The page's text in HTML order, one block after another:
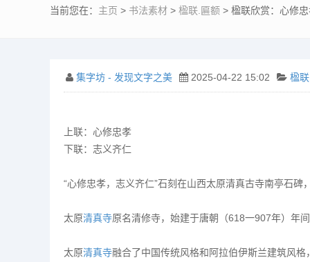
当前您在： 主页 > 书法素材 > 楹联.匾额 > 楹联欣赏：心修
集字坊 - 发现文字之美 2025-04-22 15:02 楹
上联：心修忠孝
下联：志义齐仁
“心修忠孝，志义齐仁”石刻在山西太原清真古寺南亭石碑
太原清真寺原名清修寺，始建于唐朝（618一907年）年
太原清真寺融合了中国传统风格和阿拉伯伊斯兰建筑风